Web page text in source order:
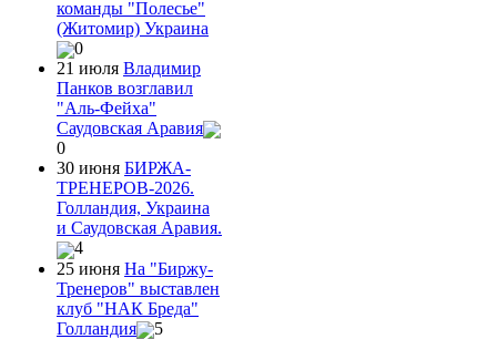
команды "Полесье"
(Житомир) Украина
0
21 июля Владимир
Панков возглавил
"Аль-Фейха"
Саудовская Аравия
0
30 июня БИРЖА-
ТРЕНЕРОВ-2026.
Голландия, Украина
и Саудовская Аравия.
4
25 июня На "Биржу-
Тренеров" выставлен
клуб "НАК Бреда"
Голландия
5